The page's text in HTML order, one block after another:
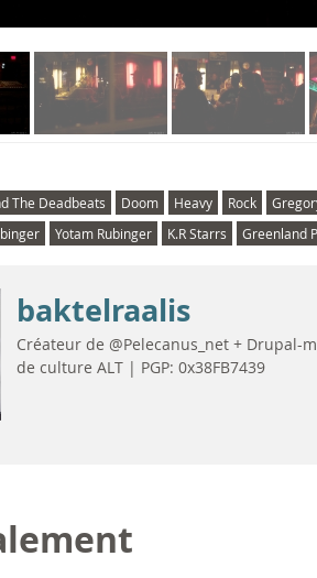
The Deadbeats Doom Heavy Rock
Yotam Rubinger K.R Starrs Greenland
baktelraalis
Créateur de @Pelecanus_net + Drupal-
de culture ALT | PGP: 0x38FB7439